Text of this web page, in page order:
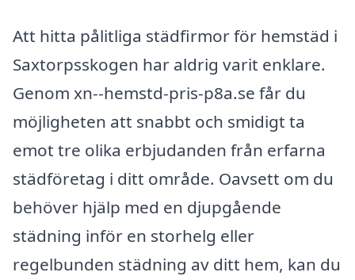
Att hitta pålitliga städfirmor för hemstäd i
Saxtorpsskogen har aldrig varit enklare.
Genom xn--hemstd-pris-p8a.se får du
möjligheten att snabbt och smidigt ta
emot tre olika erbjudanden från erfarna
städföretag i ditt område. Oavsett om du
behöver hjälp med en djupgående
städning inför en storhelg eller
regelbunden städning av ditt hem, kan du